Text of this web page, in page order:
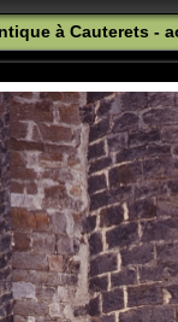
à Cauterets -